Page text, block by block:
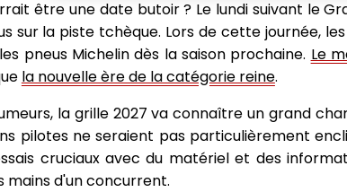
être une date butoir ? Le lundi suivant le
sur la piste tchèque. Lors de cette journée,
pneus Michelin dès la saison prochaine. Le
la nouvelle ère de la catégorie reine.
la grille 2027 va connaître un grand
pilotes ne seraient pas particulièrement
cruciaux avec du matériel et des
d'un concurrent.